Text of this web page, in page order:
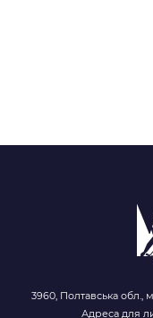
3960, Полтавська обл.,
Адреса для